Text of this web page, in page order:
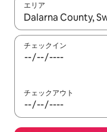
エリア
検索結果が表示され
チェックイン
チェックアウト